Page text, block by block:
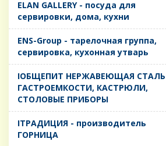
ELAN GALLERY - посуда для
сервировки, дома, кухни
ENS-Group - тарелочная группа,
сервировка, кухонная утварь
IОБЩЕПИТ НЕРЖАВЕЮЩАЯ СТАЛЬ
ГАСТРОЕМКОСТИ, КАСТРЮЛИ,
СТОЛОВЫЕ ПРИБОРЫ
IТРАДИЦИЯ - производитель
ГОРНИЦА